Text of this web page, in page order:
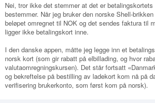
Nei, tror ikke det stemmer at det er
bestemmer. Når jeg bruker den norske Shell-
beløpet omregnet til NOK og det sendes faktura til
ligger ikke betalingskort inne.
I den danske appen, måtte jeg legge inn et
norsk kort (som gir rabatt på elbillading, og hvor
valutaomregningskursen). Det står fortsatt
og bekreftelse på bestilling av ladekort kom nå på
verifisering brukerkonto, som først kom på norsk).